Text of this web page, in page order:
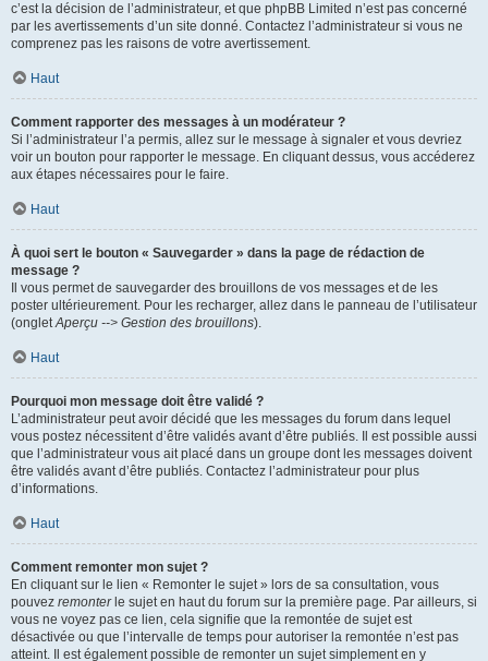
c’est la décision de l’administrateur, et que phpBB Limited n’est pas concerné
par les avertissements d’un site donné. Contactez l’administrateur si vous ne
comprenez pas les raisons de votre avertissement.
Haut
Comment rapporter des messages à un modérateur ?
Si l’administrateur l’a permis, allez sur le message à signaler et vous devriez
voir un bouton pour rapporter le message. En cliquant dessus, vous accéderez
aux étapes nécessaires pour le faire.
Haut
À quoi sert le bouton « Sauvegarder » dans la page de rédaction de
message ?
Il vous permet de sauvegarder des brouillons de vos messages et de les
poster ultérieurement. Pour les recharger, allez dans le panneau de l’utilisateur
(ongletAperçu --> Gestion des brouillons).
Haut
Pourquoi mon message doit être validé ?
L’administrateur peut avoir décidé que les messages du forum dans lequel
vous postez nécessitent d’être validés avant d’être publiés. Il est possible aussi
que l’administrateur vous ait placé dans un groupe dont les messages doivent
être validés avant d’être publiés. Contactez l’administrateur pour plus
d’informations.
Haut
Comment remonter mon sujet ?
En cliquant sur le lien « Remonter le sujet » lors de sa consultation, vous
pouvez remonterle sujet en haut du forum sur la première page. Par ailleurs, si
vous ne voyez pas ce lien, cela signifie que la remontée de sujet est
désactivée ou que l’intervalle de temps pour autoriser la remontée n’est pas
atteint. Il est également possible de remonter un sujet simplement en y